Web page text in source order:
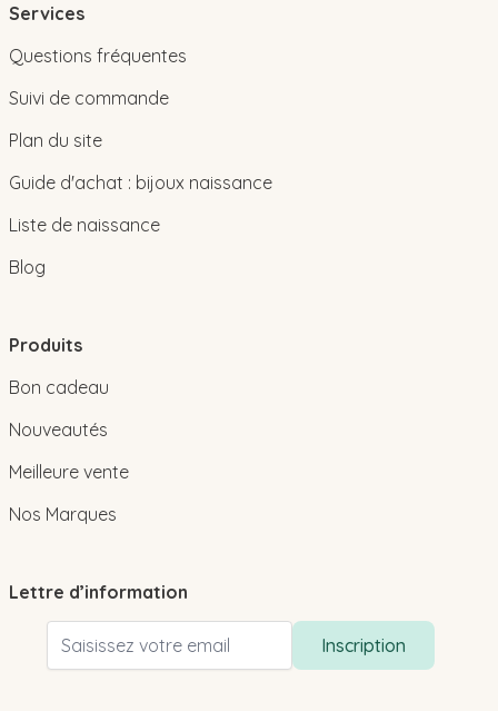
Services
Questions fréquentes
Suivi de commande
Plan du site
Guide d'achat : bijoux naissance
Liste de naissance
Blog
Produits
Bon cadeau
Nouveautés
Meilleure vente
Nos Marques
Lettre d’information
Adresse email
Inscription